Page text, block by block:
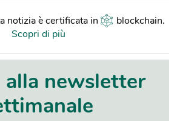
notizia è certificata in blockchain.
Scopri di più
newsletter